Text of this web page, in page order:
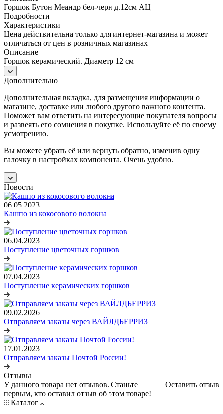
Горшок Бутон Меандр бел-черн д.12см АЦ
Подробности
Характеристики
Цена действительна только для интернет-магазина и может
отличаться от цен в розничных магазинах
Описание
Горшок керамический. Диаметр 12 см
Дополнительно
Дополнительная вкладка, для размещения информации о
магазине, доставке или любого другого важного контента.
Поможет вам ответить на интересующие покупателя вопросы
и развеять его сомнения в покупке. Используйте её по своему
усмотрению.
Вы можете убрать её или вернуть обратно, изменив одну
галочку в настройках компонента. Очень удобно.
Новости
06.05.2023
Кашпо из кокосового волокна
06.04.2023
Поступление цветочных горшков
07.04.2023
Поступление керамических горшков
09.02.2026
Отправляем заказы через ВАЙЛДБЕРРИЗ
17.01.2023
Отправляем заказы Почтой России!
Отзывы
Оставить отзыв
У данного товара нет отзывов. Станьте
первым, кто оставил отзыв об этом товаре!
Каталог